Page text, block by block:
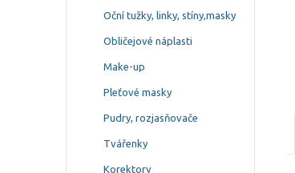
Oční tužky, linky, stíny,masky
Obličejové náplasti
Make-up
Pleťové masky
Pudry, rozjasňovače
Tvářenky
Korektory